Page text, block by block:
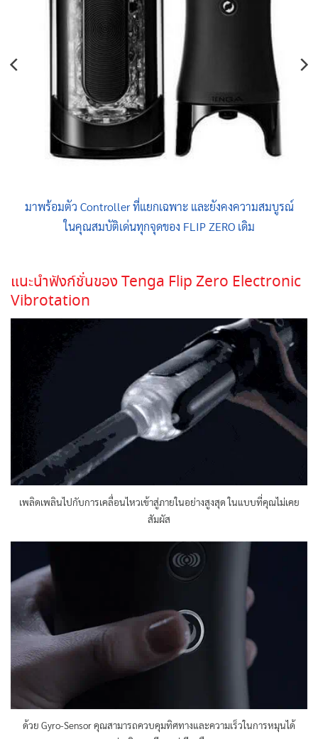
มาพร้อมตัว Controller ที่แยกเฉพาะ และยังคงความสมบูรณ์
ในคุณสมบัติเด่นทุกจุดของ FLIP ZERO เดิม
แนะนำฟังก์ชั่นของ Tenga Flip Zero Electronic
Vibrotation
เพลิดเพลินไปกับการเคลื่อนไหวเข้าสู่ภายในอย่างสูงสุด ในแบบที่คุณไม่เคย
สัมผัส
ด้วย Gyro-Sensor คุณสามารถควบคุมทิศทางและความเร็วในการหมุนได้